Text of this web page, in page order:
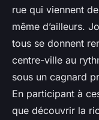
rue qui viennent
même d’ailleurs.
tous se donnent
centre-ville au
sous un cagnard
En participant à
que découvrir la